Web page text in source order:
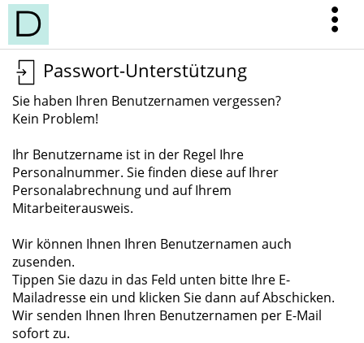
Passwort-Unterstützung
Sie haben Ihren Benutzernamen vergessen?
Kein Problem!
Ihr Benutzername ist in der Regel Ihre
Personalnummer. Sie finden diese auf Ihrer
Personalabrechnung und auf Ihrem
Mitarbeiterausweis.
Wir können Ihnen Ihren Benutzernamen auch
zusenden.
Tippen Sie dazu in das Feld unten bitte Ihre E-
Mailadresse ein und klicken Sie dann auf Abschicken.
Wir senden Ihnen Ihren Benutzernamen per E-Mail
sofort zu.